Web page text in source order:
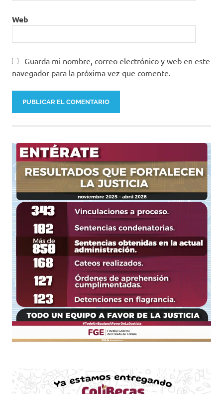
Web
Guarda mi nombre, correo electrónico y web en este
navegador para la próxima vez que comente.